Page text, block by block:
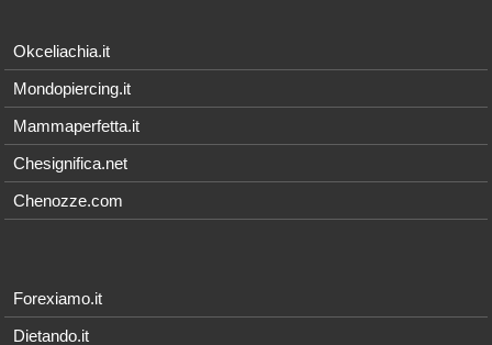
Okceliachia.it
Mondopiercing.it
Mammaperfetta.it
Chesignifica.net
Chenozze.com
Forexiamo.it
Dietando.it